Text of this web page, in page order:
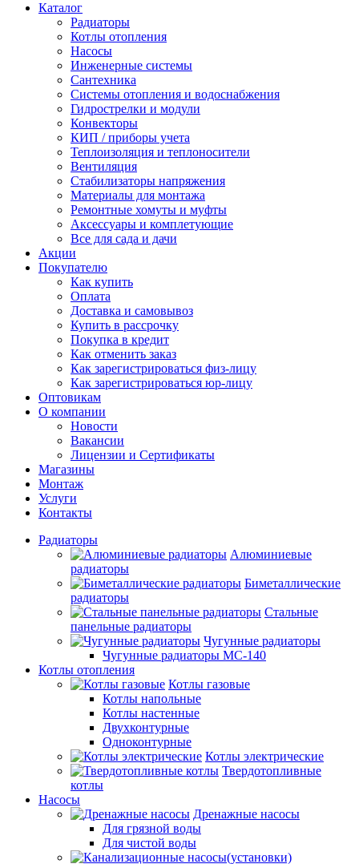
Каталог
Радиаторы
Котлы отопления
Насосы
Инженерные системы
Сантехника
Системы отопления и водоснабжения
Гидрострелки и модули
Конвекторы
КИП / приборы учета
Теплоизоляция и теплоносители
Вентиляция
Стабилизаторы напряжения
Материалы для монтажа
Ремонтные хомуты и муфты
Аксессуары и комплетующие
Все для сада и дачи
Акции
Покупателю
Как купить
Оплата
Доставка и самовывоз
Купить в рассрочку
Покупка в кредит
Как отменить заказ
Как зарегистрироваться физ-лицу
Как зарегистрироваться юр-лицу
Оптовикам
О компании
Новости
Вакансии
Лицензии и Сертификаты
Магазины
Монтаж
Услуги
Контакты
Радиаторы
Алюминиевые
радиаторы
Биметаллические
радиаторы
Стальные
панельные радиаторы
Чугунные радиаторы
Чугунные радиаторы МС-140
Котлы отопления
Котлы газовые
Котлы напольные
Котлы настенные
Двухконтурные
Одноконтурные
Котлы электрические
Твердотопливные
котлы
Насосы
Дренажные насосы
Для грязной воды
Для чистой воды